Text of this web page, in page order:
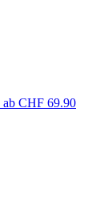
ab CHF 69.90